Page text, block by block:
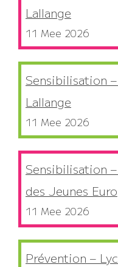
Lallange
11 Mee 2026
Sensibilisation
Lallange
11 Mee 2026
Sensibilisation
des Jeunes
11 Mee 2026
Prévention –